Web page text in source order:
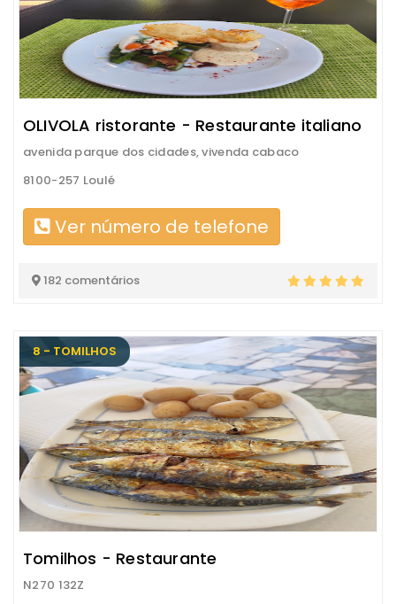
OLIVOLA ristorante - Restaurante italiano
avenida parque dos cidades, vivenda cabaco
8100-257 Loulé
Ver número de telefone
182 comentários
8 - TOMILHOS
Tomilhos - Restaurante
N270 132Z